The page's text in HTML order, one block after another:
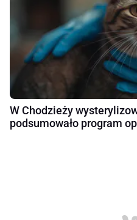
W Chodzieży
podsumowało program